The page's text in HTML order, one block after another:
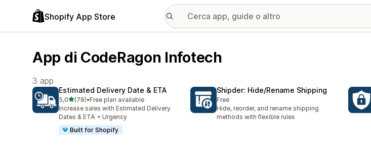
Shopify App Store
App di CodeRagon Infotech
3 app
Estimated Delivery Date & ETA
5,0stelle su 5
(78)
78 recensioni totali
•Free plan available
Increase sales with Estimated Delivery
Dates & ETA + Urgency
Built for Shopify
Shipder: Hide/Rename Shipping
Free
Hide, reorder, and rename shipping
methods with flexible rules